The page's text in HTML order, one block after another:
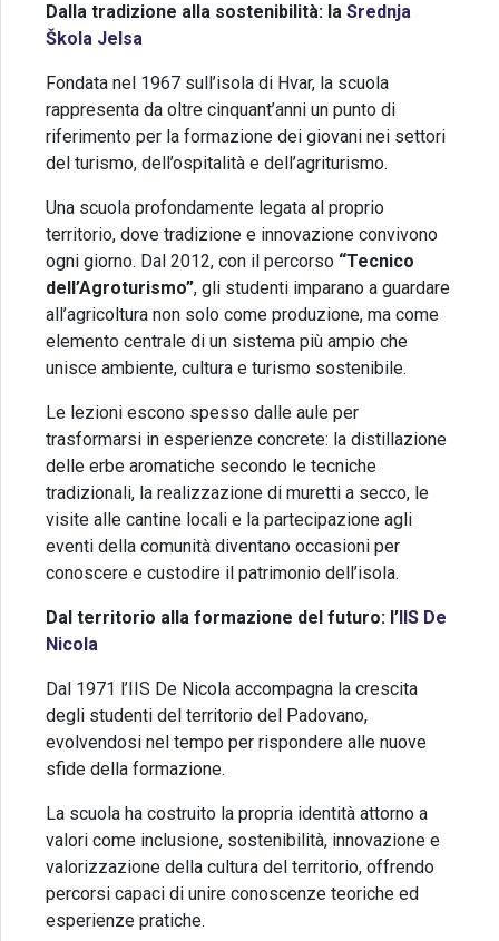
Dalla tradizione alla sostenibilità: la Srednja
Škola Jelsa
Fondata nel 1967 sull’isola di Hvar, la scuola
rappresenta da oltre cinquant’anni un punto di
riferimento per la formazione dei giovani nei settori
del turismo, dell’ospitalità e dell’agriturismo.
Una scuola profondamente legata al proprio
territorio, dove tradizione e innovazione convivono
ogni giorno. Dal 2012, con il percorso “Tecnico
dell’Agroturismo”, gli studenti imparano a guardare
all’agricoltura non solo come produzione, ma come
elemento centrale di un sistema più ampio che
unisce ambiente, cultura e turismo sostenibile.
Le lezioni escono spesso dalle aule per
trasformarsi in esperienze concrete: la distillazione
delle erbe aromatiche secondo le tecniche
tradizionali, la realizzazione di muretti a secco, le
visite alle cantine locali e la partecipazione agli
eventi della comunità diventano occasioni per
conoscere e custodire il patrimonio dell’isola.
Dal territorio alla formazione del futuro: l’ IIS De
Nicola
Dal 1971 l’IIS De Nicola accompagna la crescita
degli studenti del territorio del Padovano,
evolvendosi nel tempo per rispondere alle nuove
sfide della formazione.
La scuola ha costruito la propria identità attorno a
valori come inclusione, sostenibilità, innovazione e
valorizzazione della cultura del territorio, offrendo
percorsi capaci di unire conoscenze teoriche ed
esperienze pratiche.